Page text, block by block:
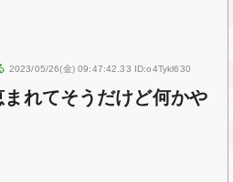
2023/05/26(金) 09:47:42.33 ID:o4Tykl630
れてそうだけど何かや